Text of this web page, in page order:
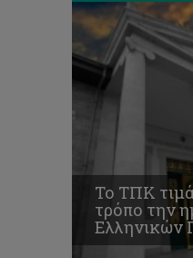
Το ΤΠΚ
τρόπο την
Ελληνικών
Journey!
Το
μεγαλύτερο
θερινό
Κλιματικής
Καινοτομίας
φοιτητές
και
νέους